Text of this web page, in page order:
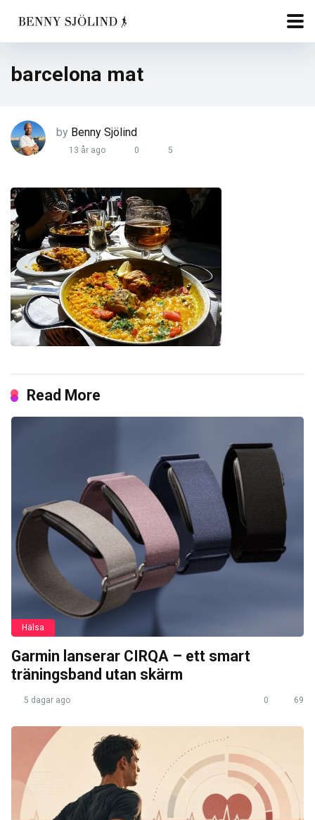
barcelona mat
by Benny Sjölind
13 år ago 0 5
Read More
Hälsa
Garmin lanserar CIRQA – ett smart
träningsband utan skärm
5 dagar ago 0 69